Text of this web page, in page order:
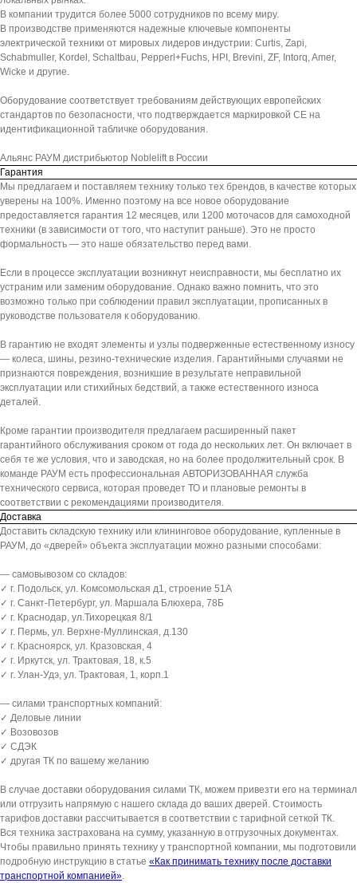
В компании трудится более 5000 сотрудников по всему миру.
В производстве применяются надежные ключевые компоненты
электрической техники от мировых лидеров индустрии: Curtis, Zapi,
Schabmuller, Kordel, Schaltbau, Pepperl+Fuchs, HPI, Brevini, ZF, Intorq, Amer,
Wicke и другие.
Оборудование соответствует требованиям действующих европейских
стандартов по безопасности, что подтверждается маркировкой СЕ на
идентификационной табличке оборудования.
Альянс РАУМ дистрибьютор Noblelift в России
Гарантия
Мы предлагаем и поставляем технику только тех брендов, в качестве которых
уверены на 100%. Именно поэтому на все новое оборудование
предоставляется гарантия 12 месяцев, или 1200 моточасов для самоходной
техники (в зависимости от того, что наступит раньше). Это не просто
формальность — это наше обязательство перед вами.
Если в процессе эксплуатации возникнут неисправности, мы бесплатно их
устраним или заменим оборудование. Однако важно помнить, что это
возможно только при соблюдении правил эксплуатации, прописанных в
руководстве пользователя к оборудованию.
В гарантию не входят элементы и узлы подверженные естественному износу
— колеса, шины, резино-технические изделия. Гарантийными случаями не
признаются повреждения, возникшие в результате неправильной
эксплуатации или стихийных бедствий, а также естественного износа
деталей.
Кроме гарантии производителя предлагаем расширенный пакет
гарантийного обслуживания сроком от года до нескольких лет. Он включает в
себя те же условия, что и заводская, но на более продолжительный срок. В
команде РАУМ есть профессиональная АВТОРИЗОВАННАЯ служба
технического сервиса, которая проведет ТО и плановые ремонты в
соответствии с рекомендациями производителя.
Доставка
Доставить складскую технику или клининговое оборудование, купленные в
РАУМ, до «дверей» объекта эксплуатации можно разными способами:
— самовывозом со складов:
✓ г. Подольск, ул. Комсомольская д1, строение 51А
✓ г. Санкт-Петербург, ул. Маршала Блюхера, 78Б
✓ г. Краснодар, ул.Тихорецкая 8/1
✓ г. Пермь, ул. Верхне-Муллинская, д.130
✓ г. Красноярск, ул. Кразовская, 4
✓ г. Иркутск, ул. Трактовая, 18, к.5
✓ г. Улан-Удэ, ул. Трактовая, 1, корп.1
— силами транспортных компаний:
✓ Деловые линии
✓ Возовозов
✓ СДЭК
✓ другая ТК по вашему желанию
В случае доставки оборудования силами ТК, можем привезти его на терминал
или отгрузить напрямую с нашего склада до ваших дверей. Стоимость
тарифов доставки рассчитывается в соответствии с тарифной сеткой ТК.
Вся техника застрахована на сумму, указанную в отгрузочных документах.
Чтобы правильно принять технику у транспортной компании, мы подготовили
подробную инструкцию в статье «Как принимать технику после доставки
транспортной компанией».